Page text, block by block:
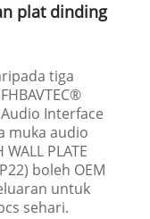
plat dinding
tiga
Interface
muka audio
PLATE
boleh OEM
untuk
sehari.